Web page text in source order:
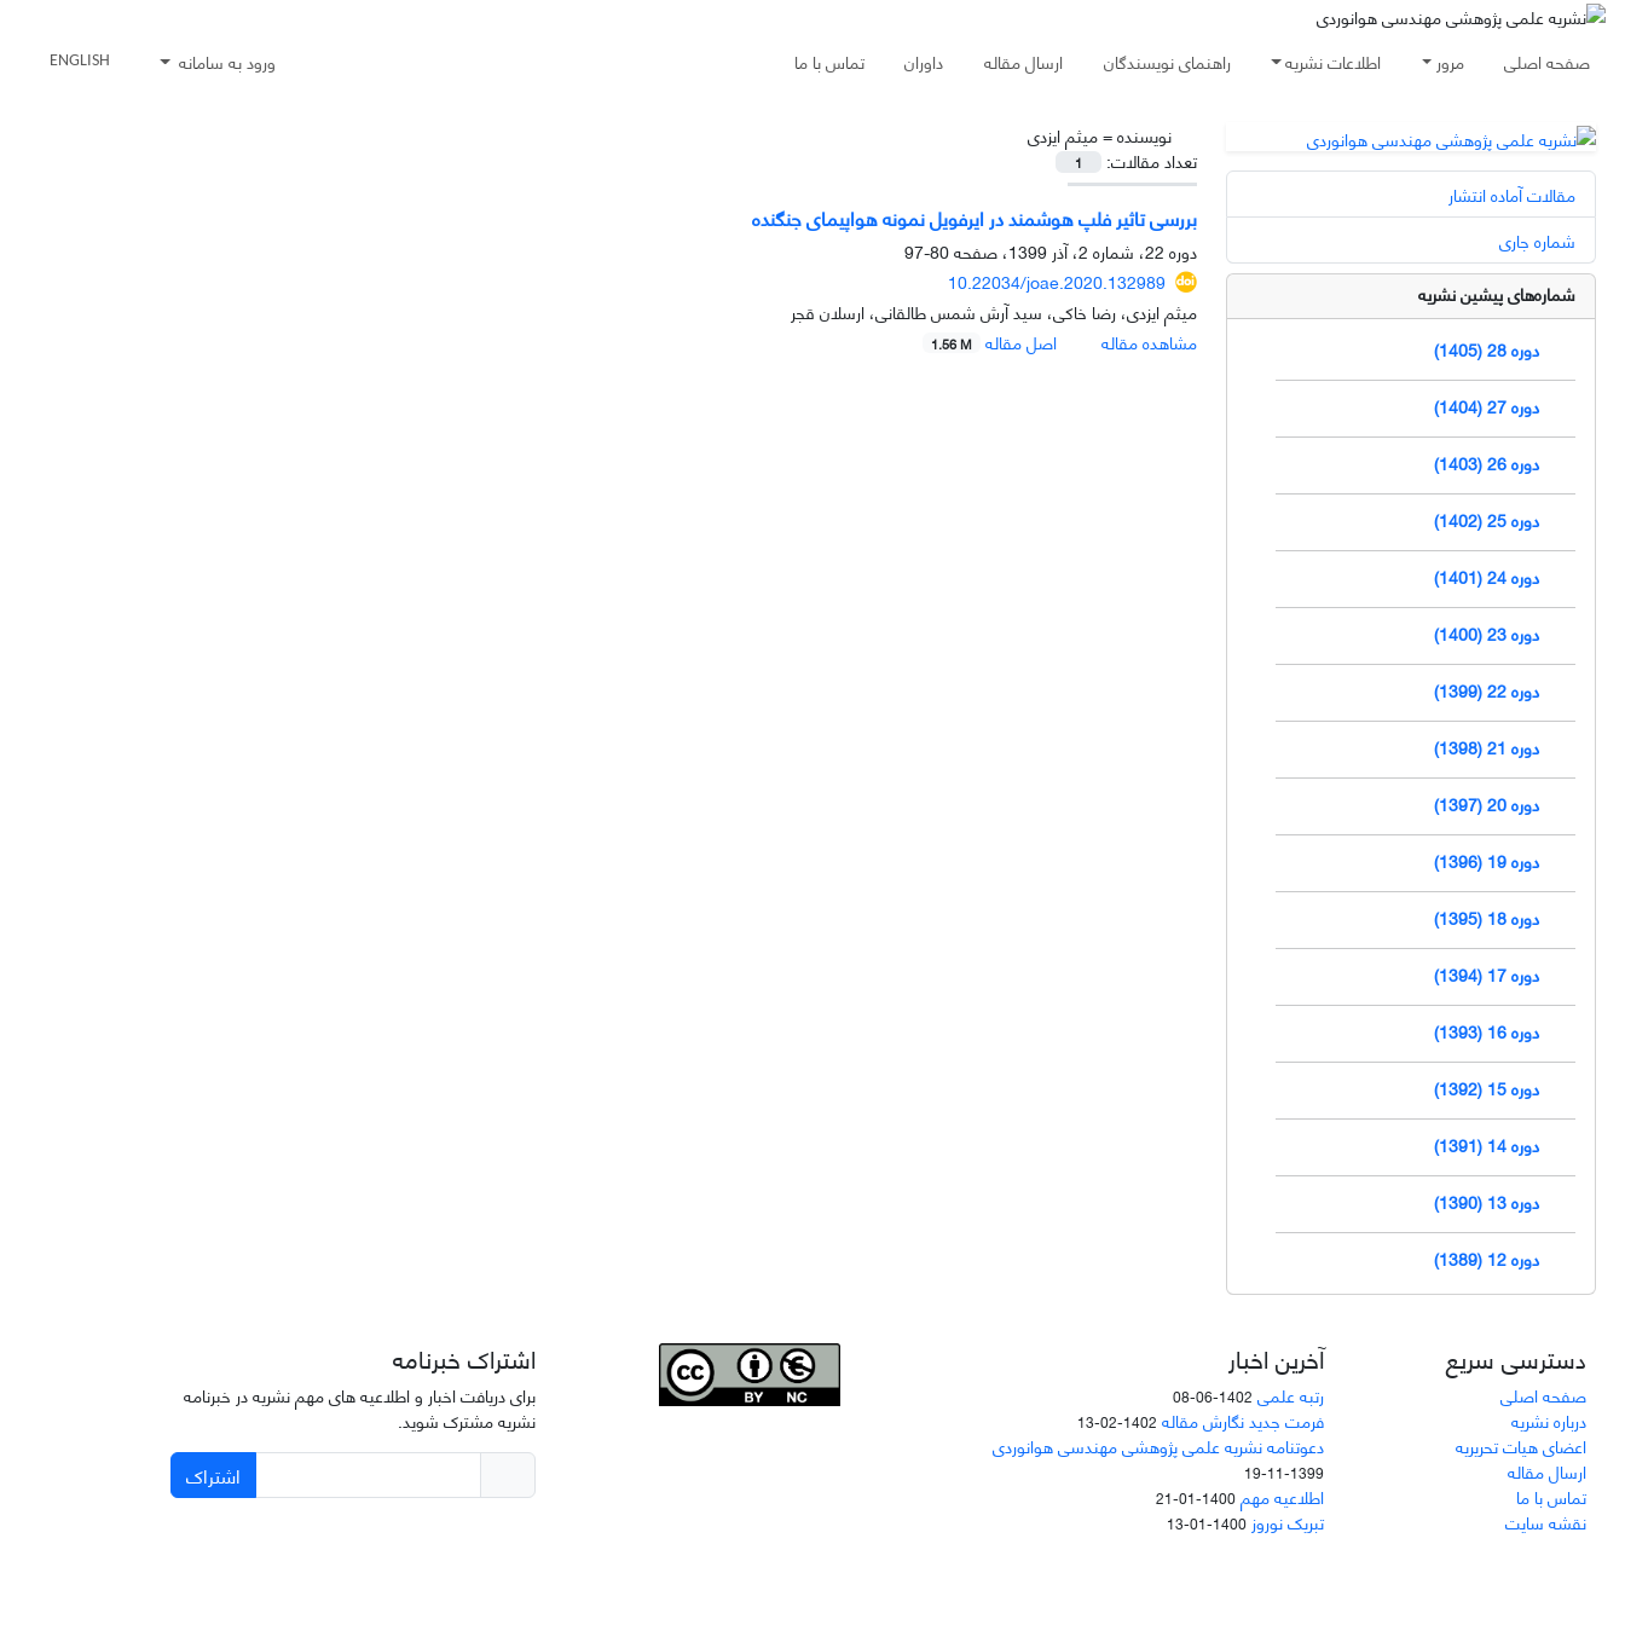
صفحه اصلی مرور اطلاعات نشریه راهنمای نویسندگان ارسال مقاله داوران تماس با ما ورود به سامانه ENGLISH
نویسنده =میثم ایزدی
تعداد مقالات:
1
بررسی تاثیر فلپ هوشمند در ایرفویل نمونه هواپیمای جنگنده
دوره 22، شماره 2، آذر 1399، صفحه
80-97
10.22034/joae.2020.132989
میثم ایزدی، رضا خاکی، سید آرش شمس طالقانی، ارسلان قجر
مشاهده مقاله
اصل مقاله 1.56 M
مقالات آماده انتشار
شماره جاری
شماره‌های پیشین نشریه
دوره 28 (1405)
دوره 27 (1404)
دوره 26 (1403)
دوره 25 (1402)
دوره 24 (1401)
دوره 23 (1400)
دوره 22 (1399)
دوره 21 (1398)
دوره 20 (1397)
دوره 19 (1396)
دوره 18 (1395)
دوره 17 (1394)
دوره 16 (1393)
دوره 15 (1392)
دوره 14 (1391)
دوره 13 (1390)
دوره 12 (1389)
دسترسی سریع
صفحه اصلی
درباره نشریه
اعضای هیات تحریریه
ارسال مقاله
تماس با ما
نقشه سایت
آخرین اخبار
رتبه علمی 1402-06-08
فرمت جدید نگارش مقاله 1402-02-13
دعوتنامه نشریه علمی پژوهشی مهندسی هوانوردی
1399-11-19
اطلاعیه مهم1400-01-21
تبریک نوروز 1400-01-13
اشتراک خبرنامه
برای دریافت اخبار و اطلاعیه های مهم نشریه در خبرنامه
نشریه مشترک شوید.
اشتراک